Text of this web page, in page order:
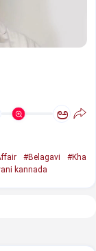
ಅ
#Belagavi
#Kha
kannada